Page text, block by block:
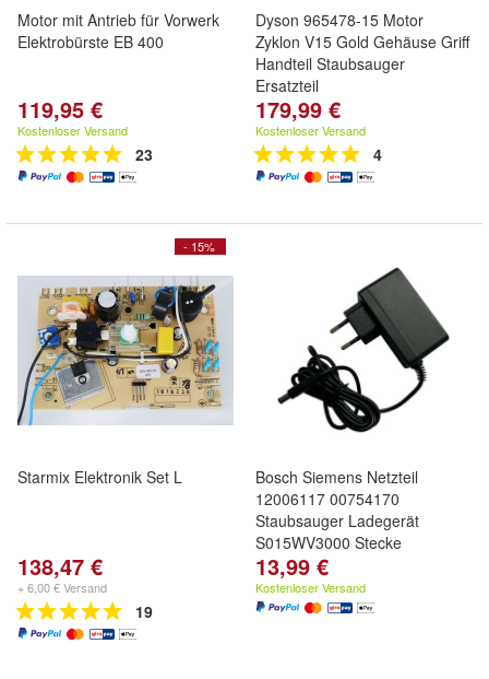
Motor mit Antrieb für Vorwerk
Elektrobürste EB 400
119,95 €
Kostenloser Versand
23
Dyson 965478-15 Motor
Zyklon V15 Gold Gehäuse Griff
Handteil Staubsauger
Ersatzteil
179,99 €
Kostenloser Versand
4
- 15%
Starmix Elektronik Set L
138,47 €
+ 6,00 € Versand
19
Bosch Siemens Netzteil
12006117 00754170
Staubsauger Ladegerät
S015WV3000 Stecke
13,99 €
Kostenloser Versand